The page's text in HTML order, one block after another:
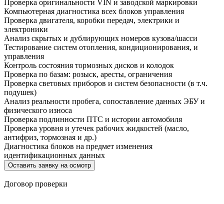
Проверка оригинальности VIN и заводской маркировки
Компьютерная диагностика всех блоков управления
Проверка двигателя, коробки передач, электрики и
электроники
Анализ скрытых и дублирующих номеров кузова/шасси
Тестирование систем отопления, кондиционирования, и
управления
Контроль состояния тормозных дисков и колодок
Проверка по базам: розыск, аресты, ограничения
Проверка световых приборов и систем безопасности (в т.ч.
подушек)
Анализ реальности пробега, сопоставление данных ЭБУ и
физического износа
Проверка подлинности ПТС и истории автомобиля
Проверка уровня и утечек рабочих жидкостей (масло,
антифриз, тормозная и др.)
Диагностика блоков на предмет изменения
идентификационных данных
Оставить заявку на осмотр
Договор проверки